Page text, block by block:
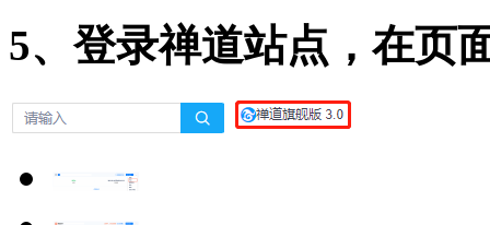
5、登录禅道站点，在页